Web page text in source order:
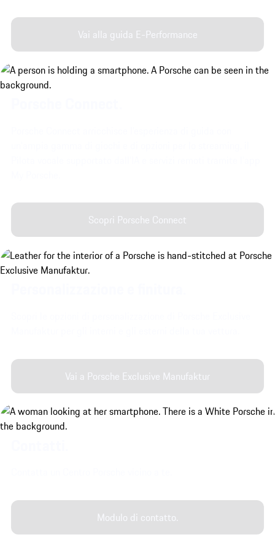
Vai alla guida E-Performance
Scopri Porsche Connect
Vai a Porsche Exclusive Manufaktur
Modulo di contatto.